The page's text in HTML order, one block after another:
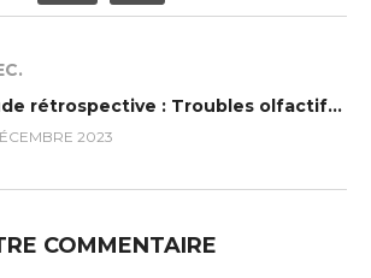
Etude rétrospective : Troubles olfactifs et COVID-19
2023
COMMENTAIRE